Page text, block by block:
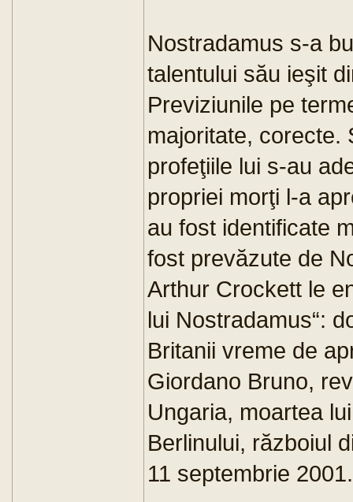
Nostradamus s-a
talentului său ieşit
Previziunile pe
majoritate, corecte.
profeţiile lui s-au
propriei morţi l-a
au fost identificate
fost prevăzute de
Arthur Crockett le
lui Nostradamus“:
Britanii vreme de
Giordano Bruno,
Ungaria, moartea
Berlinului, războiul
11 septembrie 2001.